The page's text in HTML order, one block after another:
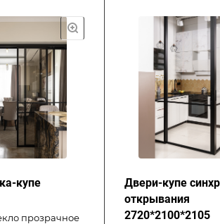
купе
прозрачное
Двери-купе
открывания
2720*2100*2105